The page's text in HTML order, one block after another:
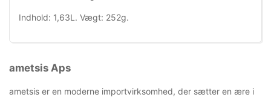
Indhold: 1,63L. Vægt: 252g.
ametsis Aps
ametsis er en moderne importvirksomhed, der sætter en ære i